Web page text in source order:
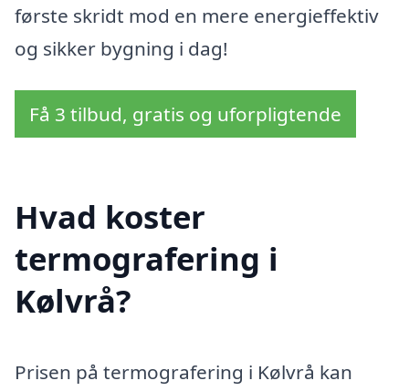
første skridt mod en mere energieffektiv
og sikker bygning i dag!
Få 3 tilbud, gratis og uforpligtende
Hvad koster
termografering i
Kølvrå?
Prisen på termografering i Kølvrå kan